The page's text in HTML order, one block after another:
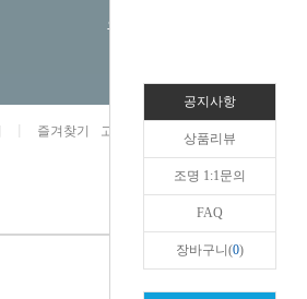
오늘하루 열지않음
즐겨찾기 고객센터 카카오톡채널/상담
공지사항
상품리뷰
조명 1:1문의
FAQ
장바구니(0)